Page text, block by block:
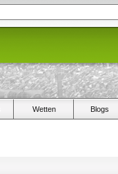
Wetten Blogs